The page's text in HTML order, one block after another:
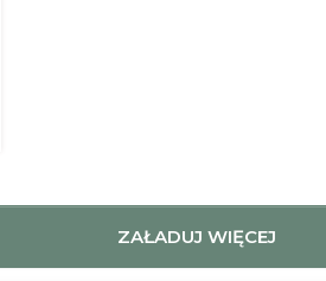
ZAŁADUJ WIĘCEJ